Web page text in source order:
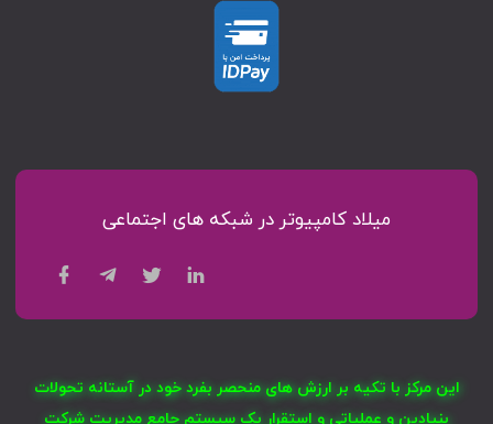
میلاد کامپیوتر در شبکه های اجتماعی
این مرکز با تکیه بر ارزش های منحصر بفرد خود در آستانه تحولات
بنیادین و عملیاتی و استقرار یک سیستم جامع مدیریت شرکت